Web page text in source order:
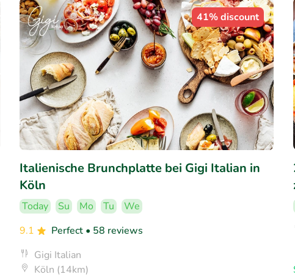
41% discount
Italienische Brunchplatte bei Gigi Italian in
Köln
Today Su Mo Tu
We
9.1
Perfect • 58 reviews
Gigi Italian
Köln (14km)